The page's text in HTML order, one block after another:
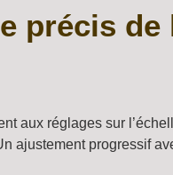
précis
aux réglages sur
ajustement progressif